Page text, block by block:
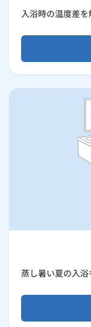
入浴時の温度差を
蒸し暑い夏の入浴